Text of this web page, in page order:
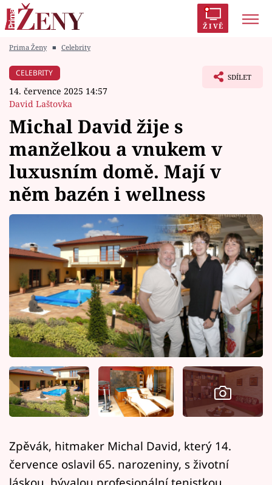
ŽIVĚ
Módní alarm
Témata
Celebrity
Vztahy
Seriály
Horoskopy
Sledujte prima+
Filmový festival Karlovy Vary
Pořady
Mámy sobě
Sledujte nás
Prima Ženy ■ Celebrity
CELEBRITY
14. července 2025 14:57
David Laštovka
SDÍLET
Michal David žije s
manželkou a vnukem v
luxusním domě. Mají v
něm bazén i wellness
Zpěvák, hitmaker Michal David, který 14.
července oslavil 65. narozeniny, s životní